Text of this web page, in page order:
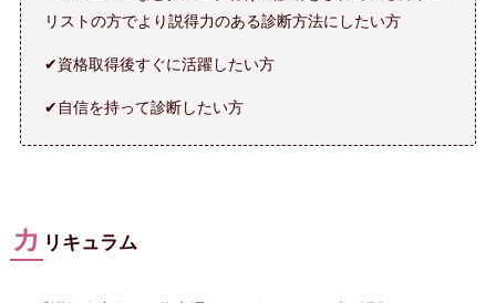
リストの方でより説得力のある診断方法にしたい方
✔資格取得後すぐに活躍したい方
✔自信を持って診断したい方
カ リキュラム